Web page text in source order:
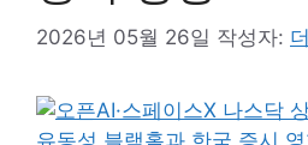
2026년 05월 26일 작성자: